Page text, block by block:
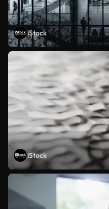
iStock
iStock